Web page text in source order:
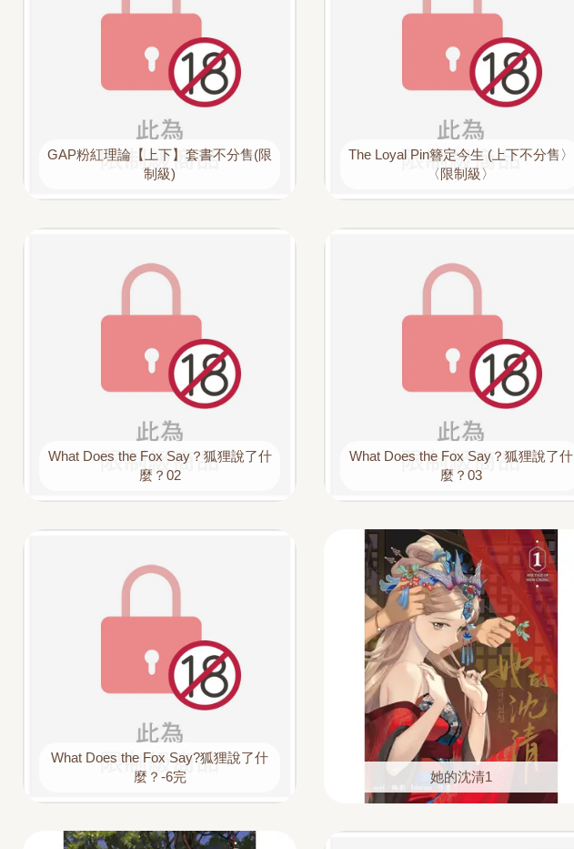
GAP粉紅理論【上下】套書不分售(限
制級)
The Loyal Pin簪定今生 (上下不分售〉
〈限制級〉
What Does the Fox Say？狐狸說了什
麼？02
What Does the Fox Say？狐狸說了什
麼？03
What Does the Fox Say?狐狸說了什
麼？-6完
她的沈清1